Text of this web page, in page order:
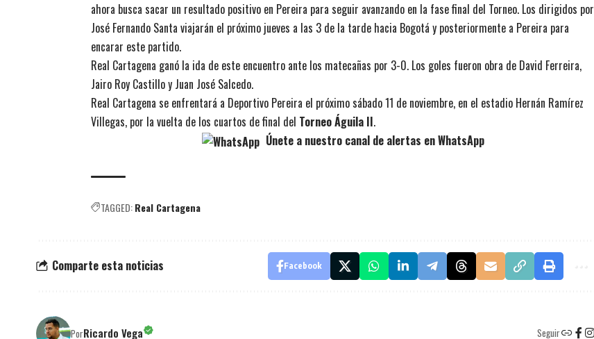
ahora busca sacar un resultado positivo en Pereira para seguir avanzando en la fase final del Torneo. Los dirigidos por
José Fernando Santa viajarán el próximo jueves a las 3 de la tarde hacia Bogotá y posteriormente a Pereira para
encarar este partido.
Real Cartagena ganó la ida de este encuentro ante los matecañas por 3-0. Los goles fueron obra de David Ferreira,
Jairo Roy Castillo y Juan José Salcedo.
Real Cartagena se enfrentará a Deportivo Pereira el próximo sábado 11 de noviembre, en el estadio Hernán Ramírez
Villegas, por la vuelta de los cuartos de final del Torneo Águila II.
Únete a nuestro canal de alertas en WhatsApp
TAGGED:Real Cartagena
Comparte esta noticias Facebook
PorRicardo Vega Seguir